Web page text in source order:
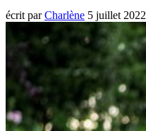
écrit parCharlène 5 juillet 2022